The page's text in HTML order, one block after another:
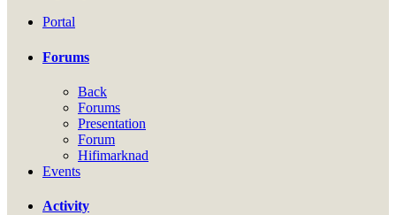
Portal
Forums
Back
Forums
Presentation
Forum
Hifimarknad
Events
Activity